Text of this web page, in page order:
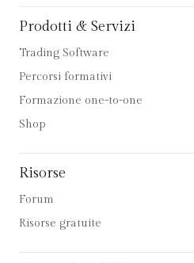
Prodotti & Servizi
Trading Software
Percorsi formativi
Formazione one-to-one
Shop
Risorse
Forum
Risorse gratuite